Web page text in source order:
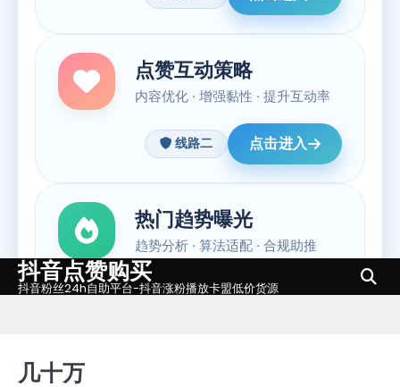
Skip抖音点赞购买
抖音粉丝24h自助平台-抖音涨粉播放卡盟低价货源
几十万